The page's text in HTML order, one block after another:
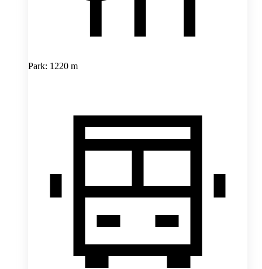
Park: 1220 m